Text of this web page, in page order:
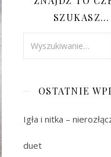
SZUKASZ…
OSTATNIE
Igła i nitka –
duet